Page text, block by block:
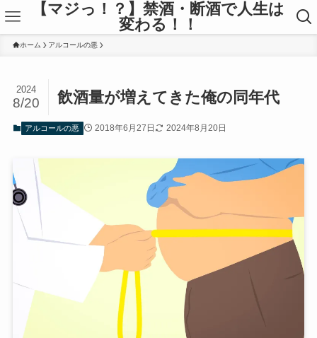
【マジっ！？】禁酒・断酒で人生は
変わる！！
ホーム アルコールの悪
飲酒量が増えてきた俺の同年代
2024
8/20
アルコールの悪 2018年6月27日 2024年8月20日